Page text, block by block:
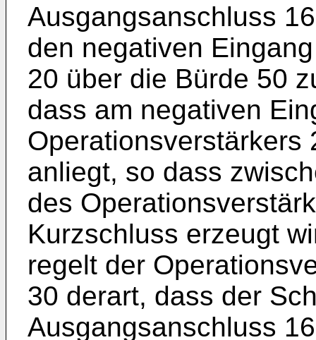
Ausgangsanschluss
den negativen
20 über die Bürde 50
dass am negativen
Operationsverstärkers
anliegt, so dass
des
Kurzschluss erzeugt
regelt der
30 derart, dass der
Ausgangsanschluss